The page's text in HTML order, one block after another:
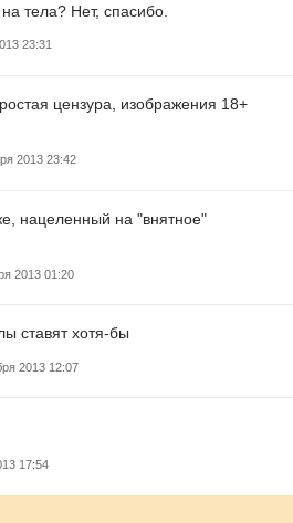
тела? Нет, спасибо.
23:31
цензура, изображения 18+
2013 23:42
нацеленный на "внятное"
2013 01:20
ставят хотя-бы
2013 12:07
17:54